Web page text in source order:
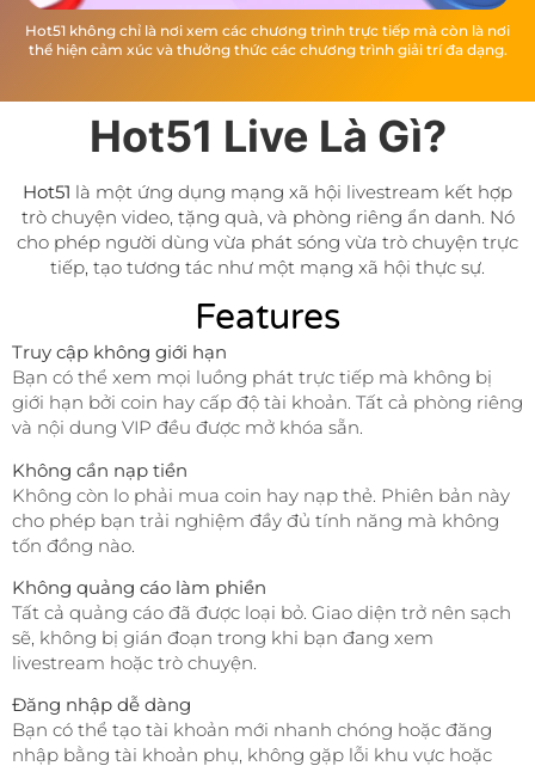
Hot51 không chỉ là nơi xem các chương trình trực tiếp mà còn là nơi
thể hiện cảm xúc và thưởng thức các chương trình giải trí đa dạng.
Hot51 Live Là Gì?
Hot51 là một ứng dụng mạng xã hội livestream kết hợp
trò chuyện video, tặng quà, và phòng riêng ẩn danh. Nó
cho phép người dùng vừa phát sóng vừa trò chuyện trực
tiếp, tạo tương tác như một mạng xã hội thực sự.
Features
Truy cập không giới hạn
Bạn có thể xem mọi luồng phát trực tiếp mà không bị
giới hạn bởi coin hay cấp độ tài khoản. Tất cả phòng riêng
và nội dung VIP đều được mở khóa sẵn.
Không cần nạp tiền
Không còn lo phải mua coin hay nạp thẻ. Phiên bản này
cho phép bạn trải nghiệm đầy đủ tính năng mà không
tốn đồng nào.
Không quảng cáo làm phiền
Tất cả quảng cáo đã được loại bỏ. Giao diện trở nên sạch
sẽ, không bị gián đoạn trong khi bạn đang xem
livestream hoặc trò chuyện.
Đăng nhập dễ dàng
Bạn có thể tạo tài khoản mới nhanh chóng hoặc đăng
nhập bằng tài khoản phụ, không gặp lỗi khu vực hoặc